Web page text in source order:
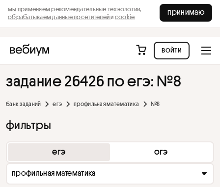
мы применяемрекомендательные технологии,
обрабатываем данные посетителейи cookie
принимаю
войти
задание 26426 по егэ: №8
банк заданий егэ профильная математика №8
фильтры
егэ огэ
профильная математика